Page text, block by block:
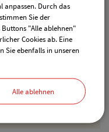
Drucken
anpassen. Durch das
Sie der
"Alle ablehnen"
Cookies ab. Eine
Sie ebenfalls in unseren
Alle ablehnen